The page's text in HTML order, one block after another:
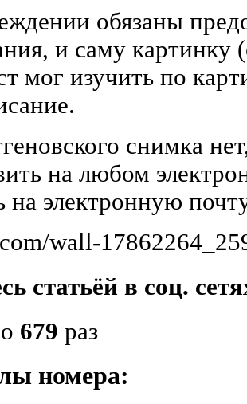
обязаны
и саму
мог изучить по
снимка
на любом
на электронную
wall-
статьёй в соц.
679 раз
номера: